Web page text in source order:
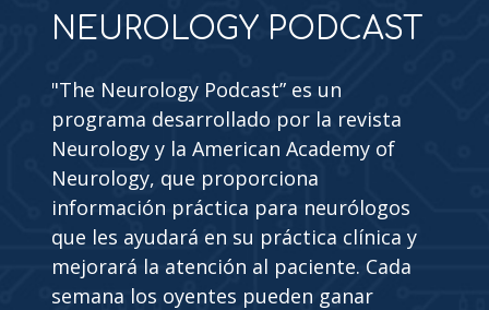
NEUROLOGY PODCAST
"The Neurology Podcast” es un
programa desarrollado por la revista
Neurology y la American Academy of
Neurology, que proporciona
información práctica para neurólogos
que les ayudará en su práctica clínica y
mejorará la atención al paciente. Cada
semana los oyentes pueden ganar